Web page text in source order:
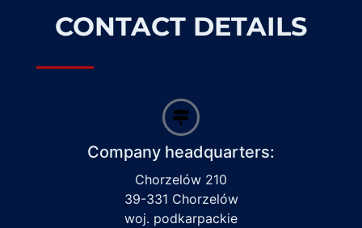
CONTACT DETAILS
Company headquarters:
Chorzelów 210
39-331 Chorzelów
woj. podkarpackie